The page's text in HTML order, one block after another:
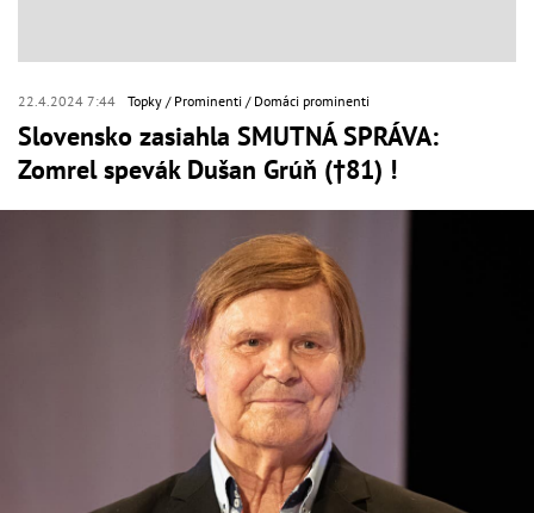
22.4.2024 7:44 Topky Prominenti Domáci prominenti
Slovensko zasiahla SMUTNÁ SPRÁVA:
Zomrel spevák Dušan Grúň (†81) !